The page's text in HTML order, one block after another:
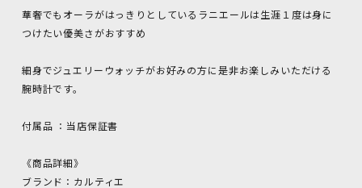
華奢でもオーラがはっきりとしているラニエールは生涯１度は身に
つけたい優美さがおすすめ
細身でジュエリーウォッチがお好みの方に是非お楽しみいただける
腕時計です。
付属品 ：当店保証書
《商品詳細》
ブランド：カルティエ